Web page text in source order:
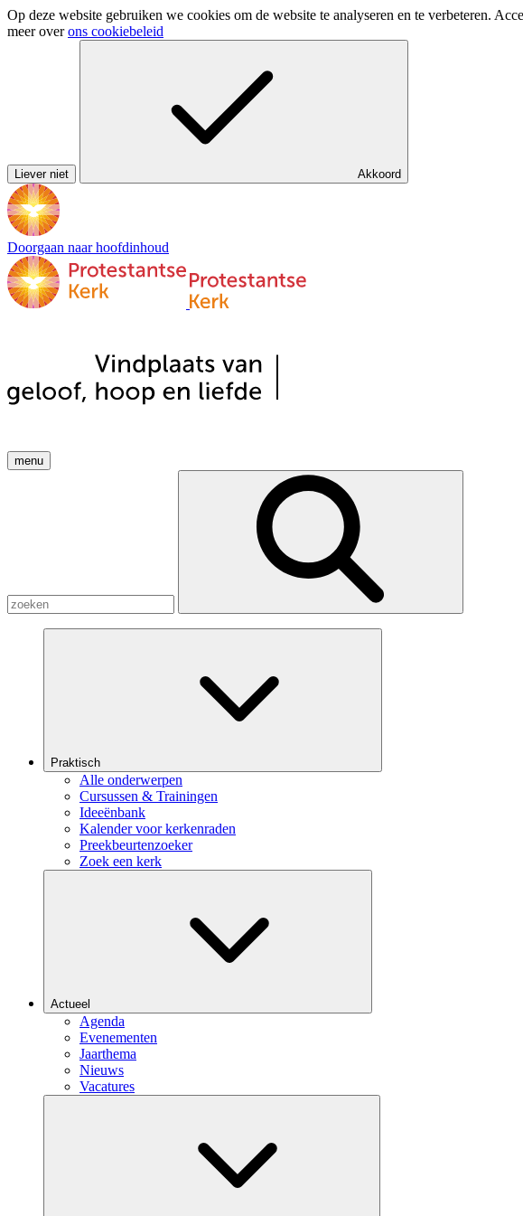
Op deze website gebruiken we cookies om de website te analyseren en te verbeteren.
meer overons cookiebeleid
Liever niet Akkoord
Doorgaan naar hoofdinhoud
menu
Praktisch
Alle onderwerpen
Cursussen & Trainingen
Ideeënbank
Kalender voor kerkenraden
Preekbeurtenzoeker
Zoek een kerk
Actueel
Agenda
Evenementen
Jaarthema
Nieuws
Vacatures